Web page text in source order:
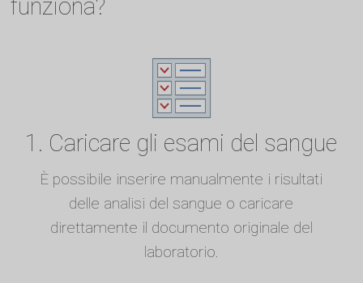
funziona?
1. Caricare gli esami del sangue
È possibile inserire manualmente i risultati
delle analisi del sangue o caricare
direttamente il documento originale del
laboratorio.